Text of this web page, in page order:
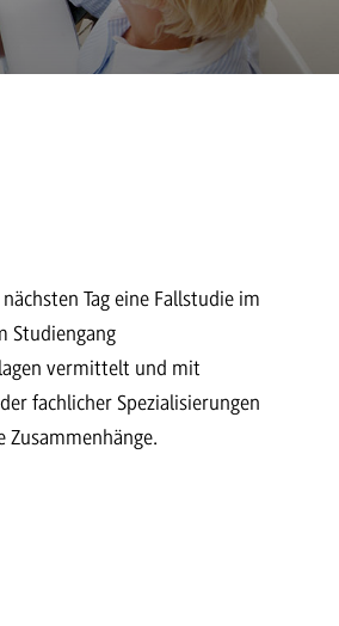
Tag eine Fallstudie im
Studiengang
vermittelt und mit
fachlicher Spezialisierungen